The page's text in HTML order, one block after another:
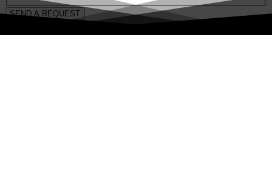
SEND A REQUEST